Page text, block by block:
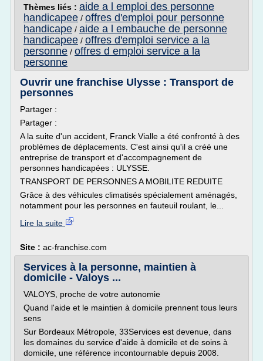
Thèmes liés : aide a l emploi des personne
handicapee / offres d'emploi pour personne
handicape / aide a l embauche de personne
handicapee / offres d'emploi service a la
personne / offres d emploi service a la
personne
Ouvrir une franchise Ulysse : Transport de
personnes
Partager :
Partager :
A la suite d'un accident, Franck Vialle a été confronté à des
problèmes de déplacements. C'est ainsi qu'il a créé une
entreprise de transport et d'accompagnement de
personnes handicapées : ULYSSE.
TRANSPORT DE PERSONNES A MOBILITE REDUITE
Grâce à des véhicules climatisés spécialement aménagés,
notamment pour les personnes en fauteuil roulant, le...
Lire la suite
Site : ac-franchise.com
Services à la personne, maintien à
domicile - Valoys ...
VALOYS, proche de votre autonomie
Quand l'aide et le maintien à domicile prennent tous leurs
sens
Sur Bordeaux Métropole, 33Services est devenue, dans
les domaines du service d'aide à domicile et de soins à
domicile, une référence incontournable depuis 2008.